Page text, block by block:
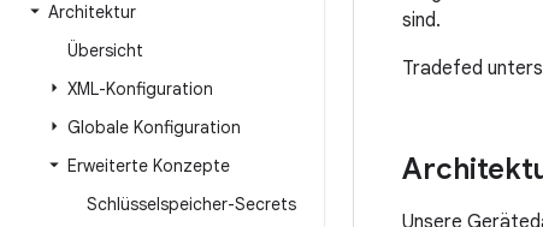
Architektur
Übersicht
XML-Konfiguration
Globale Konfiguration
Erweiterte Konzepte
Schlüsselspeicher-Secrets
sind.
Tradefed
Unsere